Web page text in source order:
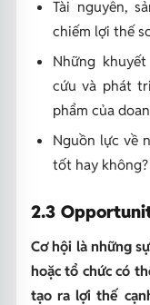
Tài nguyên,
chiếm lợi thế
Những
cứu và phát
phẩm của
Nguồn lực về
tốt hay không?
2.3
Cơ hội là những
hoặc tổ chức có
tạo ra lợi thế